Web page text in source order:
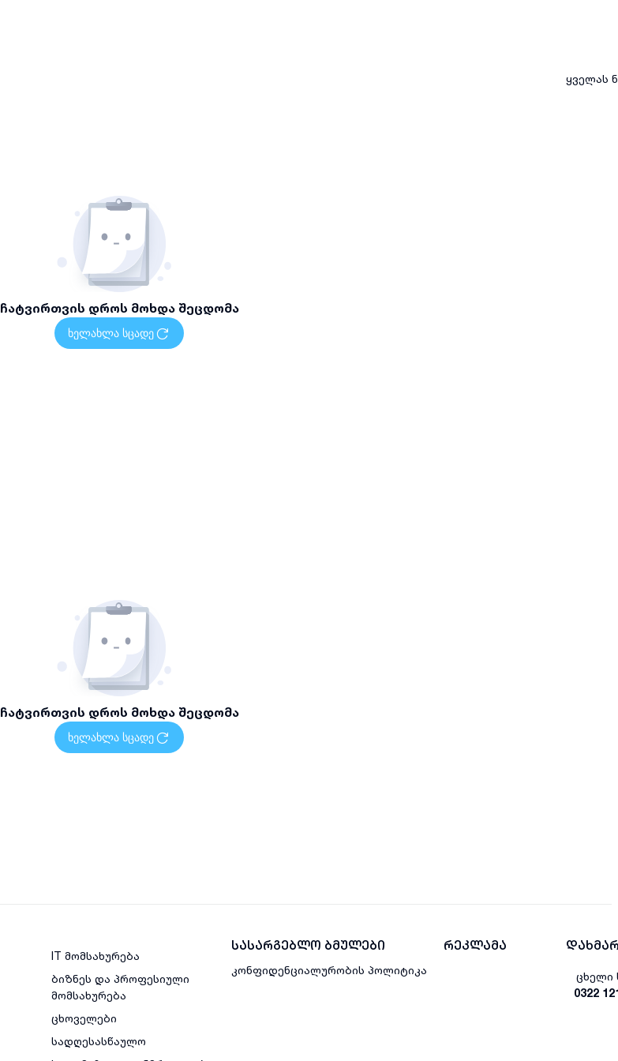
ყველას
ჩატვირთვის დროს მოხდა შეცდომა
ხელახლა სცადე
ჩატვირთვის დროს მოხდა შეცდომა
ხელახლა სცადე
IT მომსახურება
ბიზნეს და პროფესიული
მომსახურება
ცხოველები
სადღესასწაულო
რეკლამა
სასარგებლო ბმულები
კონფიდენციალურობის პოლიტიკა
ცხელი
0322